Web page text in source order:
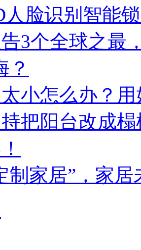
人脸识别智能
3个全球之最
？
小怎么办？
把阳台改成
制家居”，家